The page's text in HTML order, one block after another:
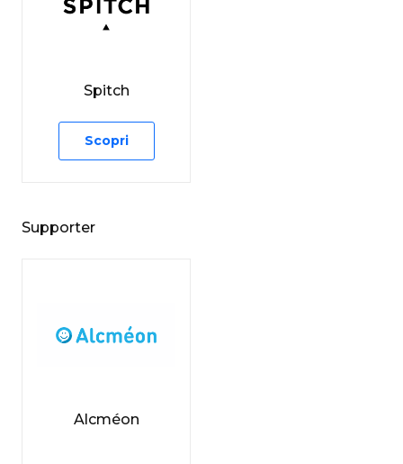
Spitch
Scopri
Supporter
Alcméon